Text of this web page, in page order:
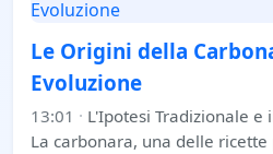
Le Origini della
Evoluzione
13:01 · L'Ipotesi Tradizionale
La carbonara, una delle